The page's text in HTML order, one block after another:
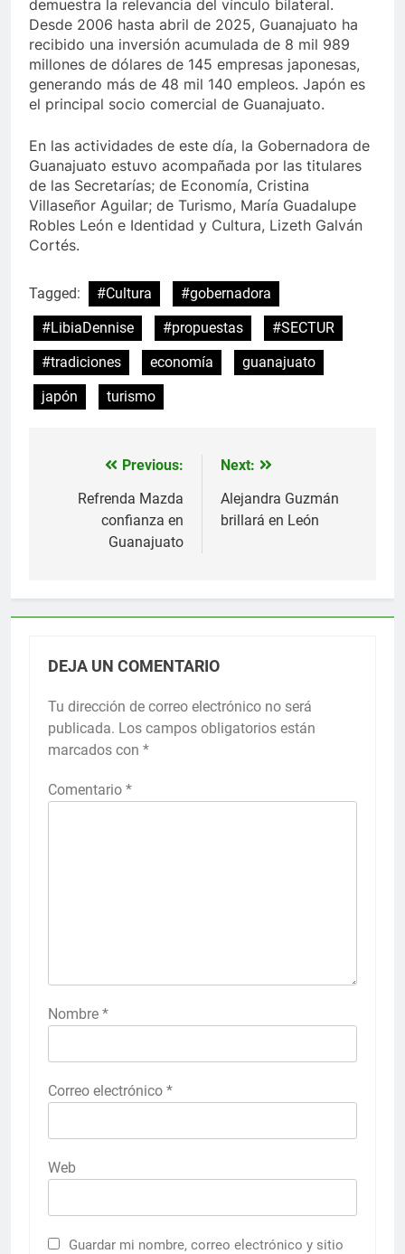
demuestra la relevancia del vínculo bilateral.
Desde 2006 hasta abril de 2025, Guanajuato ha
recibido una inversión acumulada de 8 mil 989
millones de dólares de 145 empresas japonesas,
generando más de 48 mil 140 empleos. Japón es
el principal socio comercial de Guanajuato.
En las actividades de este día, la Gobernadora de
Guanajuato estuvo acompañada por las titulares
de las Secretarías; de Economía, Cristina
Villaseñor Aguilar; de Turismo, María Guadalupe
Robles León e Identidad y Cultura, Lizeth Galván
Cortés.
Tagged: #Cultura
#gobernadora
#LibiaDennise
#propuestas
#SECTUR
#tradiciones
economía
guanajuato
japón
turismo
Navegación
entradas
Previous:
Refrenda Mazda
confianza en
Guanajuato
Next:
Alejandra Guzmán
brillará en León
DEJA UN COMENTARIO
Tu dirección de correo electrónico no será
publicada. Los campos obligatorios están
marcados con *
Comentario *
Nombre *
Correo electrónico *
Web
Guardar mi nombre, correo electrónico y sitio